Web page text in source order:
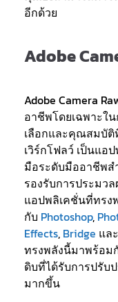
อีกด้วย
Adobe
Adobe Camera
อาชีพโดยเฉพาะใ
เลือกและคุณสมบัติ
เวิร์กโฟลว์ เป็นแอ
มือระดับมืออาชีพส
รองรับการประมวล
แอปพลิเคชั่นที่ทรง
กับ Photoshop,
Effects, Bridge แล
ทรงพลังนี้มาพร้อม
ดิบที่ได้รับการปรับ
มากขึ้น